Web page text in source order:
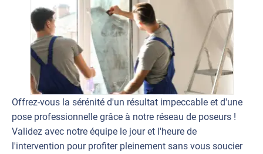
Offrez-vous la sérénité d'un résultat impeccable et d'une
pose professionnelle grâce à notre réseau de poseurs !
Validez avec notre équipe le jour et l'heure de
l'intervention pour profiter pleinement sans vous soucier